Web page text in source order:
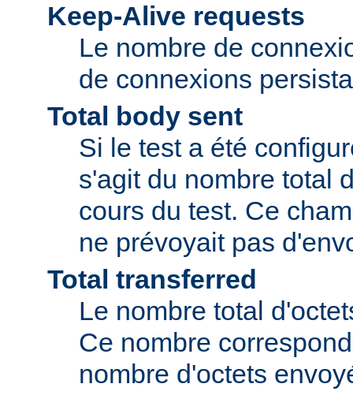
Keep-Alive requests
Le nombre de
de connexions
Total body sent
Si le test a été
s'agit du nombre total
cours du test. Ce
ne prévoyait pas
Total transferred
Le nombre total
Ce nombre
nombre d'octets